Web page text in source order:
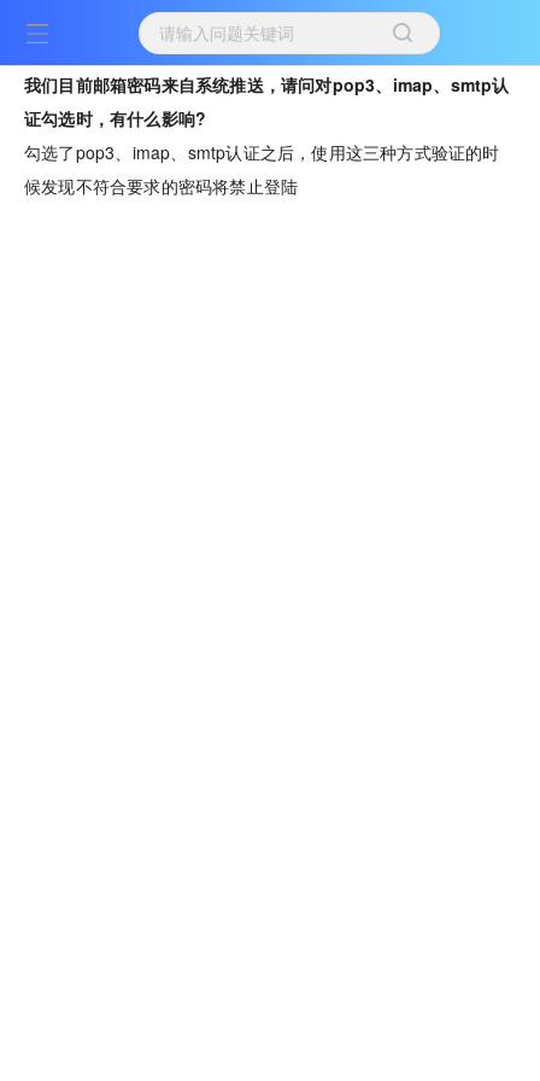
我们目前邮箱密码来自系统推送，请问对pop3、imap、smtp认
证勾选时，有什么影响?
勾选了pop3、imap、smtp认证之后，使用这三种方式验证的时
候发现不符合要求的密码将禁止登陆